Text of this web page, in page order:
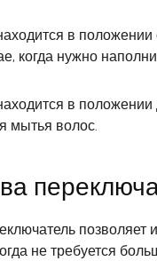
в
когда нужно
в
мытья волос.
позволяет
не требуется